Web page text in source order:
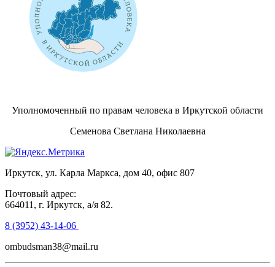
Уполномоченный по правам человека в Иркутской области
Семенова Светлана Николаевна
Иркутск, ул. Карла Маркса, дом 40, офис 807
Почтовый адрес:
664011, г. Иркутск, а/я 82.
8 (3952) 43-14-06
ombudsman38@mail.ru